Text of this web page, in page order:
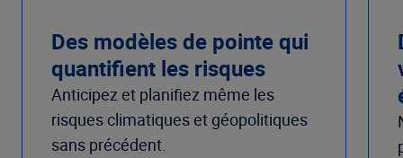
Des modèles de pointe qui
quantifient les risques
Anticipez et planifiez même les
risques climatiques et géopolitiques
sans précédent.